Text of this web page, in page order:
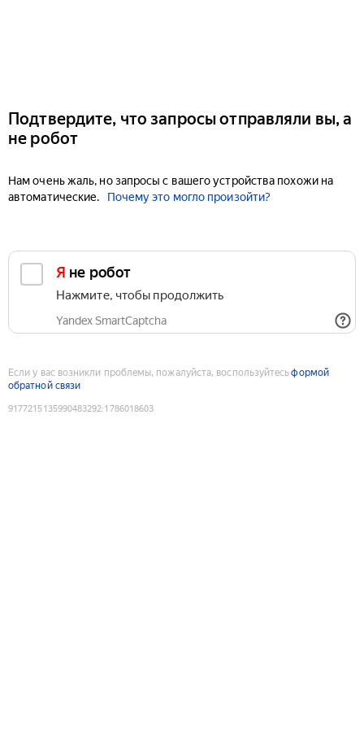
Подтвердите, что запросы отправляли вы, а
не робот
Нам очень жаль, но запросы с вашего устройства похожи на
автоматические.
Почему это могло произойти?
Я не робот
Нажмите, чтобы продолжить
Yandex SmartCaptcha
Если у вас возникли проблемы, пожалуйста, воспользуйтесьформой
обратной связи
9177215135990483292:1786018603